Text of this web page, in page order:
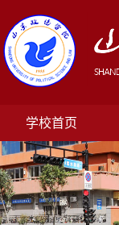
学校首页